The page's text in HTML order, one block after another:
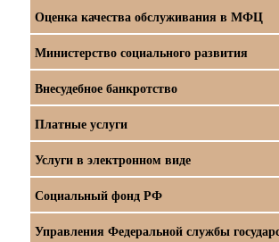
Оценка качества обслуживания в МФЦ
Министерство социального развития
Внесудебное банкротство
Платные услуги
Услуги в электронном виде
Социальный фонд РФ
Управления Федеральной службы